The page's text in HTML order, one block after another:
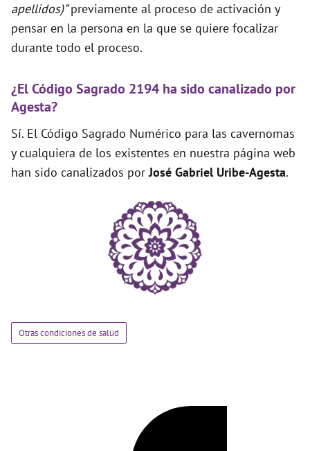
apellidos)”previamente al proceso de activación y
pensar en la persona en la que se quiere focalizar
durante todo el proceso.
¿El Código Sagrado 2194 ha sido canalizado por
Agesta?
Sí. El Código Sagrado Numérico para las cavernomas
y cualquiera de los existentes en nuestra página web
han sido canalizados porJosé Gabriel Uribe-Agesta.
Otras condiciones de salud